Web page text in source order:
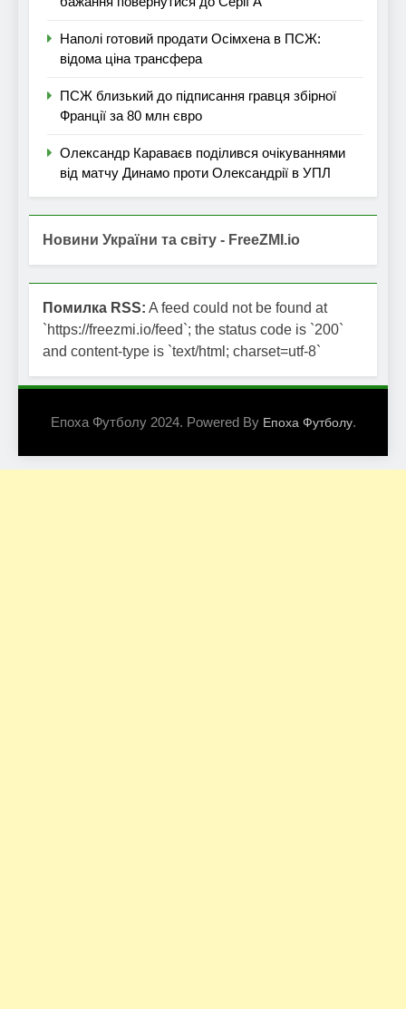
Наполі готовий продати Осімхена в ПСЖ:
відома ціна трансфера
ПСЖ близький до підписання гравця збірної
Франції за 80 млн євро
Олександр Караваєв поділився очікуваннями
від матчу Динамо проти Олександрії в УПЛ
Новини України та світу - FreeZMI.io
Помилка RSS: A feed could not be found at
`https://freezmi.io/feed`; the status code is `200`
and content-type is `text/html; charset=utf-8`
Епоха Футболу 2024. Powered By Епоха Футболу.